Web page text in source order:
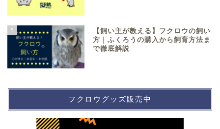
5
【飼い主が教える】フクロウの飼い
方｜ふくろうの購入から飼育方法ま
で徹底解説
フクロウグッズ販売中